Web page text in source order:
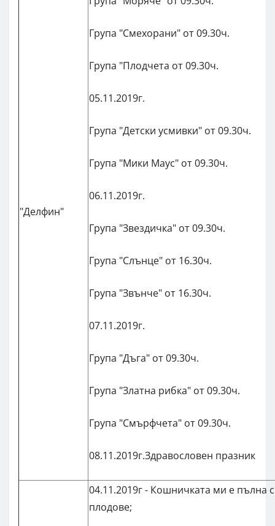
"Делфин"
Група "Смехорани" от 09.30ч.
Група "Плодчета от 09.30ч.
05.11.2019г.
Група "Детски усмивки" от 09.30ч.
Група "Мики Маус" от 09.30ч.
06.11.2019г.
Група "Звездичка" от 09.30ч.
Група "Слънце" от 16.30ч.
Група "Звънче" от 16.30ч.
07.11.2019г.
Група "Дъга" от 09.30ч.
Група "Златна рибка" от 09.30ч.
Група "Смърфчета" от 09.30ч.
08.11.2019г.Здравословен празник
04.11.2019г - Кошничката ми е пълна
плодове;